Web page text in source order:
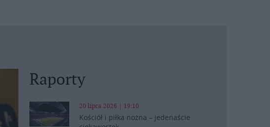
Raporty
20 lipca 2026 | 19:10
Kościół i piłka nożna – jedenaście